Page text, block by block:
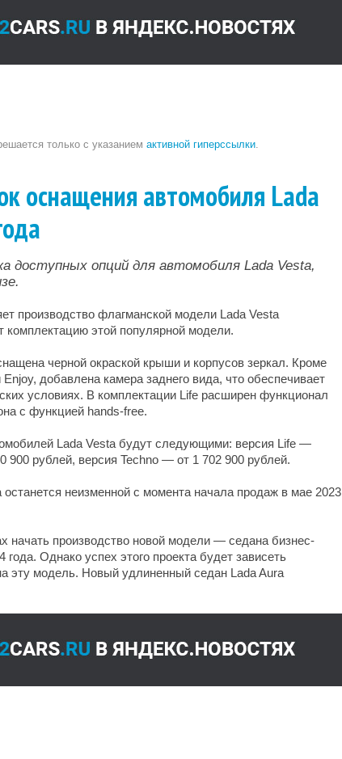
только с указанием активной гиперссылки.
оснащения автомобиля Lada
доступных опций для автомобиля Lada Vesta,
производство флагманской модели Lada Vesta
комплектацию этой популярной модели.
черной окраской крыши и корпусов зеркал. Кроме
добавлена камера заднего вида, что обеспечивает
условиях. В комплектации Life расширен функционал
с функцией hands-free.
Lada Vesta будут следующими: версия Life —
900 рублей, версия Techno — от 1 702 900 рублей.
неизменной с момента начала продаж в мае 2023
начать производство новой модели — седана бизнес-
Однако успех этого проекта будет зависеть
эту модель. Новый удлиненный седан Lada Aura